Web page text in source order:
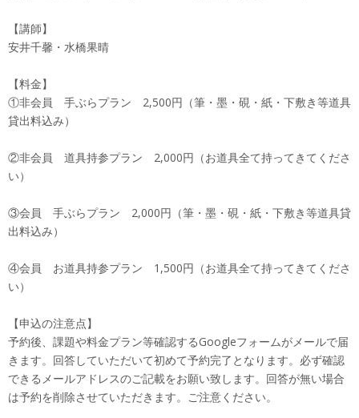
【講師】
安井千馨・水橋果晴
【料金】
①非会員 手ぶらプラン 2,500円（筆・墨・硯・紙・下敷き等道具
貸出料込み）
②非会員 道具持参プラン 2,000円（お道具全て持ってきてくださ
い）
③会員 手ぶらプラン 2,000円（筆・墨・硯・紙・下敷き等道具貸
出料込み）
④会員 お道具持参プラン 1,500円（お道具全て持ってきてくださ
い）
【申込の注意点】
予約後、課題や料金プラン等確認するGoogleフォームがメールで届
きます。回答していただいて初めて予約完了となります。必ず確認
できるメールアドレスのご記載をお願い致します。回答が無い場合
は予約を削除させていただきます。ご注意ください。